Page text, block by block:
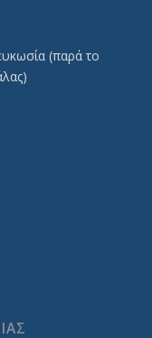
(παρά το